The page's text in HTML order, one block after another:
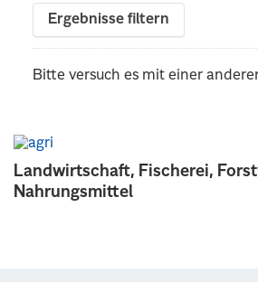
Landwirtschaft, Fischerei,
Nahrungsmittel
Ergebnisse filtern
Bitte versuch es mit einer